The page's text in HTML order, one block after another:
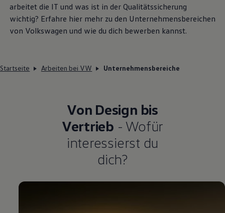
arbeitet die IT und was ist in der Qualitätssicherung
wichtig? Erfahre hier mehr zu den Unternehmensbereichen
von Volkswagen und wie du dich bewerben kannst.
Startseite Arbeiten bei VW Unternehmensbereiche
Von Design bis
Vertrieb - Wofür
interessierst du
dich?